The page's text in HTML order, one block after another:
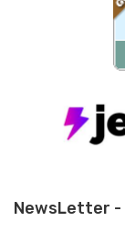
NewsLetter -